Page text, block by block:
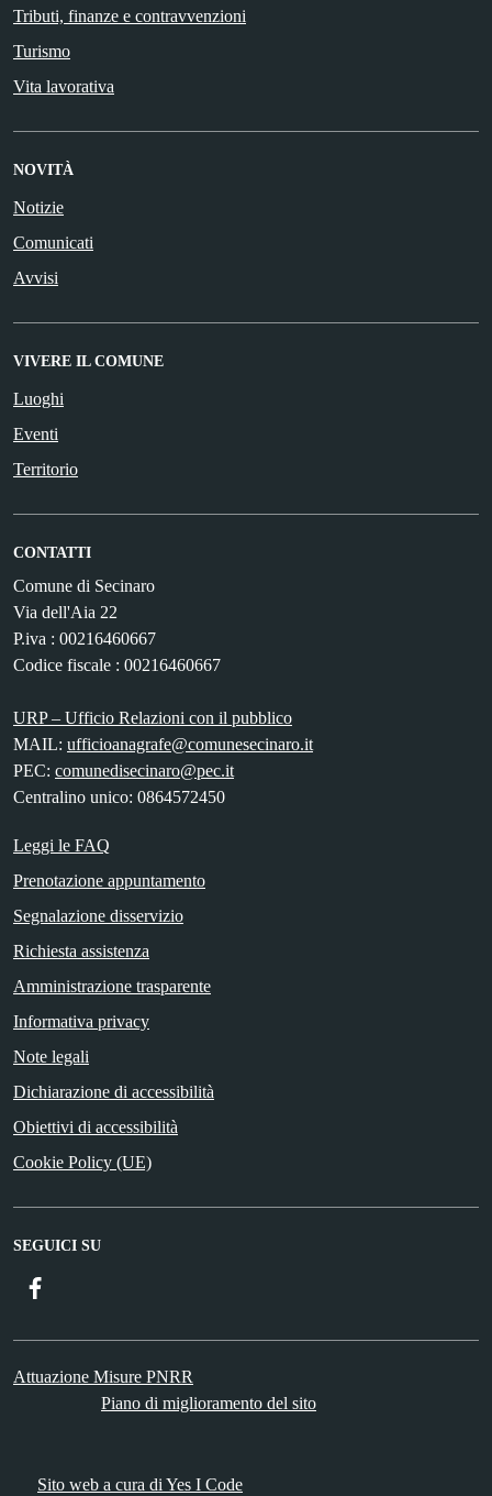
Tributi, finanze e contravvenzioni
Turismo
Vita lavorativa
NOVITÀ
Notizie
Comunicati
Avvisi
VIVERE IL COMUNE
Luoghi
Eventi
Territorio
CONTATTI
Comune di Secinaro
Via dell'Aia 22
P.iva : 00216460667
Codice fiscale : 00216460667
URP – Ufficio Relazioni con il pubblico
MAIL: ufficioanagrafe@comunesecinaro.it
PEC: comunedisecinaro@pec.it
Centralino unico: 0864572450
Leggi le FAQ
Prenotazione appuntamento
Segnalazione disservizio
Richiesta assistenza
Amministrazione trasparente
Informativa privacy
Note legali
Dichiarazione di accessibilità
Obiettivi di accessibilità
Cookie Policy (UE)
SEGUICI SU
Attuazione Misure PNRR
Piano di miglioramento del sito
Sito web a cura di Yes I Code